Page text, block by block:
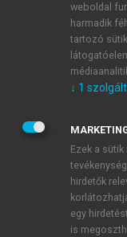
E-MAIL-CÍM
JELSZÓ
JELSZÓ ÚJRA
weboldal
harmadik
tartozó
↓ 1
Ezek a
hirdetők
egy
is